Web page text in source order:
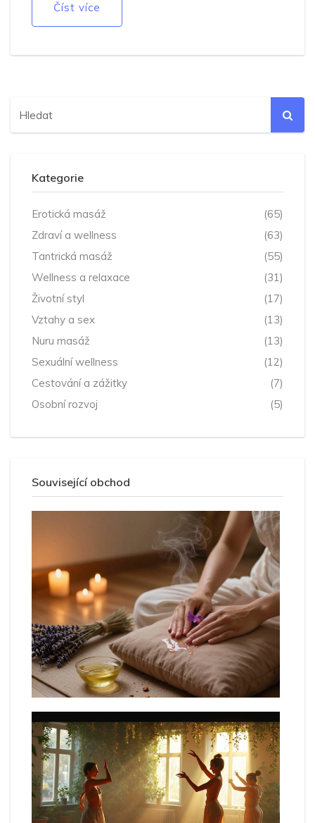
Číst více
Kategorie
Erotická masáž
(65)
Zdraví a wellness
(63)
Tantrická masáž
(55)
Wellness a relaxace
(31)
Životní styl
(17)
Vztahy a sex
(13)
Nuru masáž
(13)
Sexuální wellness
(12)
Cestování a zážitky
(7)
Osobní rozvoj
(5)
Související obchod